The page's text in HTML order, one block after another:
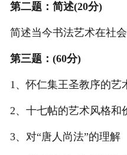
第二题：简述(20分)
简述当今书法艺术在社
第三题：(60分)
1、怀仁集王圣教序的艺
2、十七帖的艺术风格和
3、对“唐人尚法”的理解